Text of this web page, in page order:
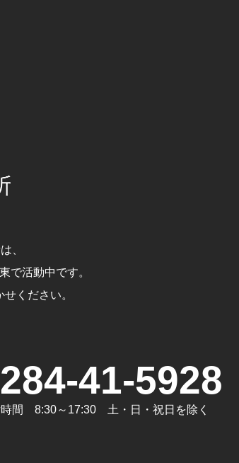
、
で活動中です。
ください。
41-5928
時間 8:30～17:30 土・日・祝日を除く